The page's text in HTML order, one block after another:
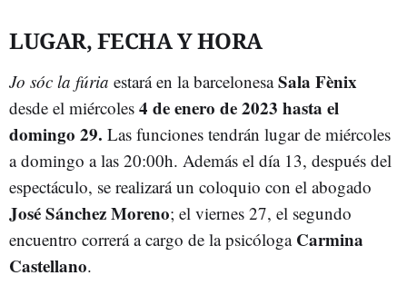
LUGAR, FECHA Y HORA
Jo sóc la fúria estará en la barcelonesaSala Fènix
desde el miércoles 4 de enero de 2023 hasta el
domingo 29. Las funciones tendrán lugar de miércoles
a domingo a las 20:00h. Además el día 13, después del
espectáculo, se realizará un coloquio con el abogado
José Sánchez Moreno; el viernes 27, el segundo
encuentro correrá a cargo de la psicóloga Carmina
Castellano.